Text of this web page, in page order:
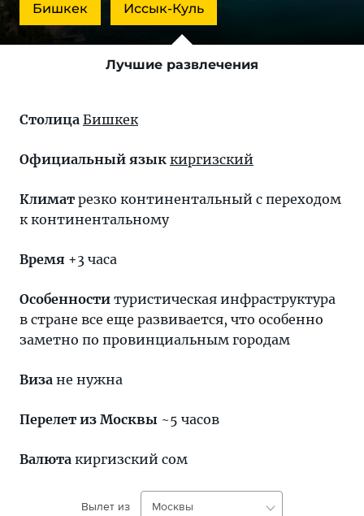
Бишкек Иссык-Куль
Лучшие развлечения
Столица Бишкек
Официальный язык киргизский
Климат резко континентальный с переходом
к континентальному
Время +3 часа
Особенности туристическая инфраструктура
в стране все еще развивается, что особенно
заметно по провинциальным городам
Виза не нужна
Перелет из Москвы ~5 часов
Валюта киргизский сом
Вылет из Москвы